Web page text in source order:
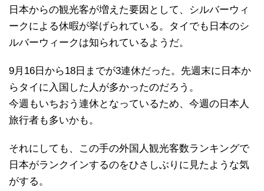
日本からの観光客が増えた要因として、シルバーウィ
ークによる休暇が挙げられている。タイでも日本のシ
ルバーウィークは知られているようだ。
9月16日から18日までが3連休だった。先週末に日本か
らタイに入国した人が多かったのだろう。
今週もいちおう連休となっているため、今週の日本人
旅行者も多いかも。
それにしても、この手の外国人観光客数ランキングで
日本がランクインするのをひさしぶりに見たような気
がする。